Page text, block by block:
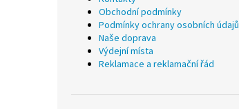
Obchodní podmínky
Podmínky ochrany osobních údajů
Naše doprava
Výdejní místa
Reklamace a reklamační řád